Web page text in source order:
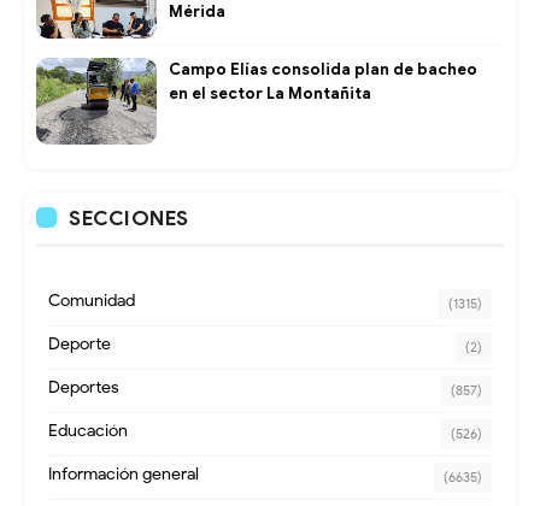
Mérida
Campo Elías consolida plan de bacheo
en el sector La Montañita
SECCIONES
Comunidad (1315)
Deporte (2)
Deportes (857)
Educación (526)
Información general (6635)